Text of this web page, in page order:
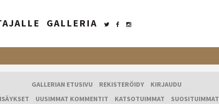
GALLERIA
GALLERIAN ETUSIVU REKISTERÖIDY
KIRJAUDU
UUSIMMAT KOMMENTIT KATSOTUIMMAT SUOSITUIMMAT